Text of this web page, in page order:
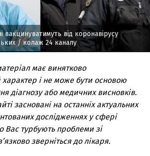
вакцинуватимуть від коронавірусу
/ колаж 24 каналу
має винятково
і не може бути основою
діагнозу або медичних висновків.
засновані на останніх актуальних
дослідженнях у сфері
турбують проблеми зі
зверніться до лікаря.